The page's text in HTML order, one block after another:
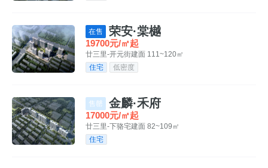
在售 荣安·棠樾
19700元/㎡起
廿三里-开元街建面 111~120㎡
住宅
低密度
售罄 金麟·禾府
17000元/㎡起
廿三里-下骆宅建面 82~109㎡
住宅